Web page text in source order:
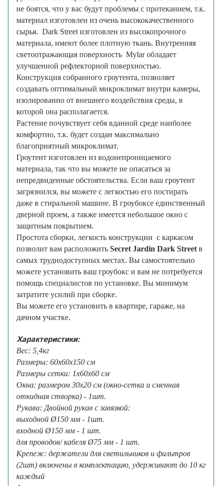
не боятся, что у вас будут проблемы с протеканием, т.к.
материал изготовлен из очень высококачественного
сырья. Dark Street изготовлен из высокопрочного
материала, имеют более плотную ткань. Внутренняя
светоотражающая поверхность Mylar обладает
улучшенной рефлекторной поверхностью.
Конструкция собранного гроутента, позволяет
создавать оптимальный микроклимат внутри камеры,
изолированно от внешнего воздействия среды, в
которой она располагается.
Растение почувствует себя вданной среде наиболее
комфортно, т.к. будет создан максимально
благоприятный микроклимат.
Гроутент изготовлен из водонепроницаемого
материала, так что вы можете не опасаться за
непредвиденные обстоятельства. Если ваш гроутент
загрязнился, вы можете с легкостью его постирать
даже в стиральной машине. В гроубоксе единственный
дверной проем, а также имеется небольшое окно с
защитным покрытием.
Простота сборки, легкость конструкции с каркасом
позволит вам расположить Secret Jardin Dark Street в
самых труднодоступных местах. Вы самостоятельно
можете установить ваш гроубокс и вам не потребуется
помощь специалистов по установке. Вы минимум
затратите усилий при сборке.
Вы можете его установить в квартире, гараже, на
дачном участке.
Характеристики:
Вес: 5,4кг
Размеры: 60х60х150 см
Размеры сетки: 1х60х60 см
Окна: размером 30x20 см (окно-сетка и сменная
откидная створка) - 1шт.
Рукава: Двойной рукав с завязкой:
выходной Ø150 мм - 1шт.
входной Ø150 мм - 1 шт.
для проводов/ кабеля Ø75 мм - 1 шт.
Крепеж: держатели для светильников и фильтров
(2шт) включены в комплектацию, удерживают до 10 кг
каждый